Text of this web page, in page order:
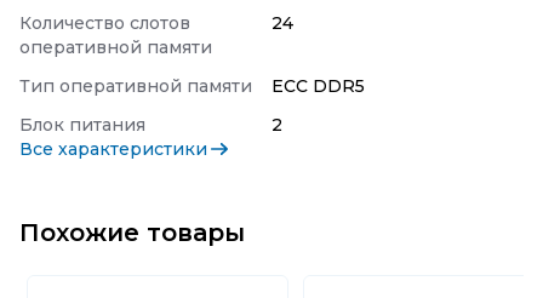
Количество слотов
оперативной памяти
24
Тип оперативной памяти
ECC DDR5
Блок питания
2
Все характеристики
Похожие товары